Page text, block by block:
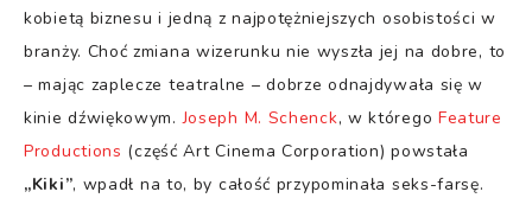
kobietą biznesu i jedną z najpotężniejszych osobistości w
branży. Choć zmiana wizerunku nie wyszła jej na dobre, to
– mając zaplecze teatralne – dobrze odnajdywała się w
kinie dźwiękowym.Joseph M. Schenck, w którego Feature
Productions (część Art Cinema Corporation) powstała
„Kiki”, wpadł na to, by całość przypominała seks-farsę.